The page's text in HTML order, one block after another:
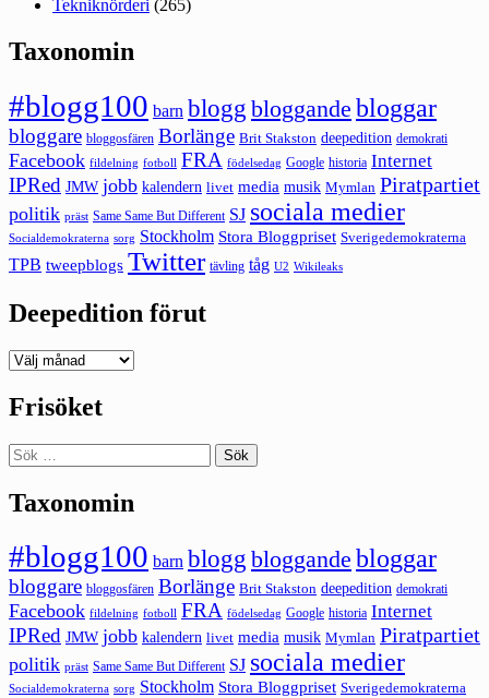
Tekniknörderi (265)
Taxonomin
#blogg100 barn blogg bloggande bloggar
bloggare bloggosfären Borlänge Brit Stakston deepedition demokrati
Facebook fildelning fotboll FRA födelsedag Google historia Internet
IPRed JMW jobb kalendern livet media musik Mymlan Piratpartiet
politik präst Same Same But Different SJ sociala medier
Socialdemokraterna sorg Stockholm Stora Bloggpriset Sverigedemokraterna
TPB tweepblogs Twitter tävling tåg U2 Wikileaks
Deepedition förut
Deepedition
Frisöket
Sök
efter:
Taxonomin
#blogg100 barn blogg bloggande bloggar
bloggare bloggosfären Borlänge Brit Stakston deepedition demokrati
Facebook fildelning fotboll FRA födelsedag Google historia Internet
IPRed JMW jobb kalendern livet media musik Mymlan Piratpartiet
politik präst Same Same But Different SJ sociala medier
Socialdemokraterna sorg Stockholm Stora Bloggpriset Sverigedemokraterna